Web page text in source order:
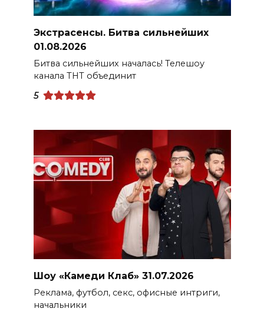
Экстрасенсы. Битва сильнейших
01.08.2026
Битва сильнейших началась! Телешоу
канала ТНТ объединит
5
Шоу «Камеди Клаб» 31.07.2026
Реклама, футбол, секс, офисные интриги,
начальники